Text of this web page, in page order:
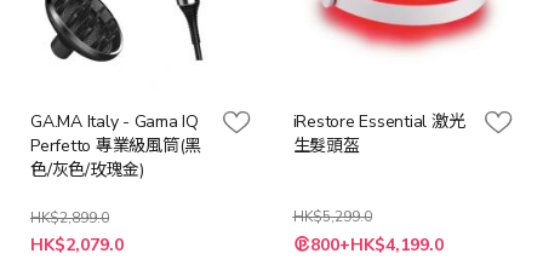
GA.MA Italy - Gama IQ
Perfetto 專業級風筒(黑
色/灰色/玫瑰金)
HK$2,899.0
HK$2,079.0
iRestore Essential 激光
生髮頭盔
HK$5,299.0
特
殊 800+HK$4,199.0